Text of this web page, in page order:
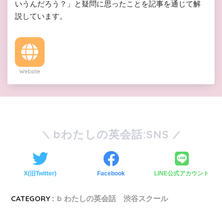
いうんだろう？」と疑問に思ったことを記事を通じて解
説しています。
Website
bわたしの英会話:SNS
X(旧Twitter) Facebook LINE公式アカウント
CATEGORY : b わたしの英会話 渋谷スクール